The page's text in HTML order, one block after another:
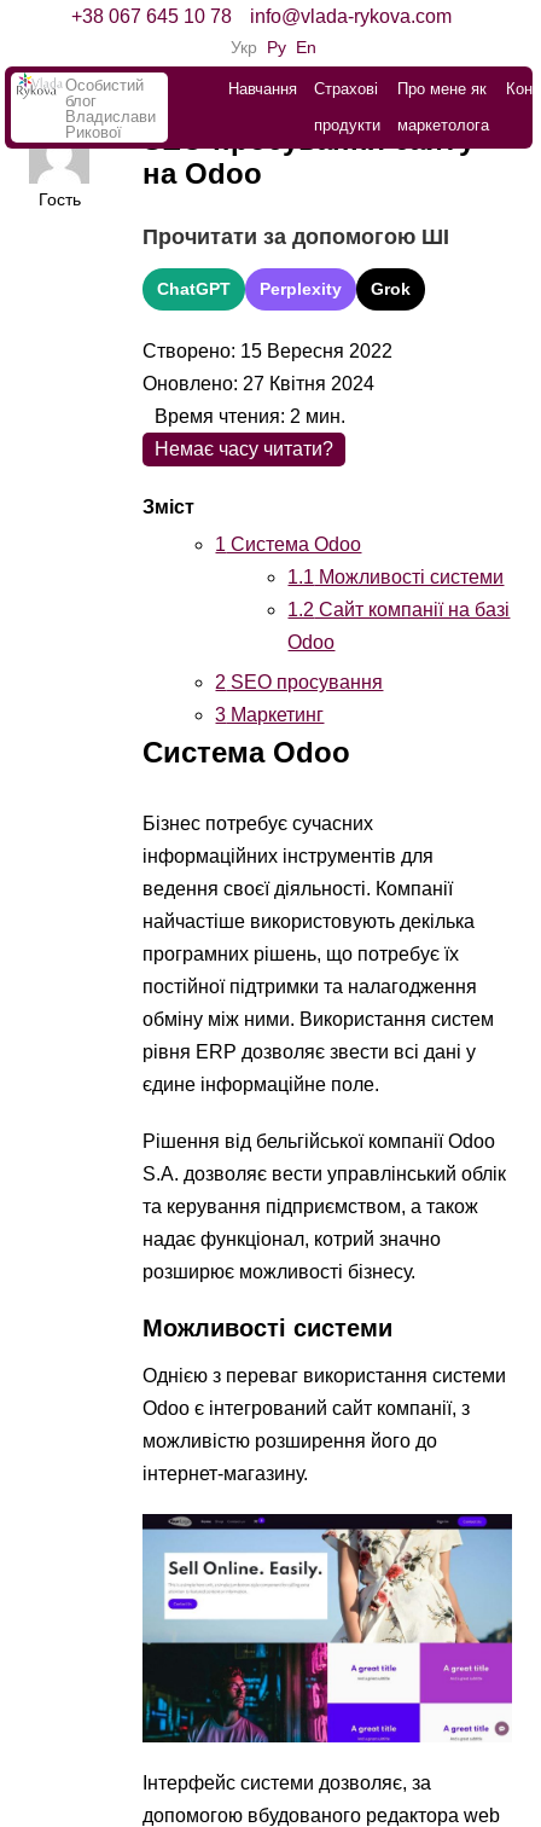
+38 067 645 10 78 info@vlada-rykova.com
Укр Ру En
Особистий
блог
Владислави
Рикової
Навчання
Страхові
продукти
Про мене як
маркетолога
Гость
SEO просування сайту
на Odoo
Прочитати за допомогою ШІ
ChatGPT Perplexity Grok
Створено: 15 Вересня 2022
Оновлено: 27 Квітня 2024
Немає часу читати?
1 Система Odoo
1.1 Можливості системи
1.2 Сайт компанії на базі
Odoo
2 SEO просування
3 Маркетинг
Время чтения: 2 мин.
Система Odoo
Бізнес потребує сучасних
інформаційних інструментів для
ведення своєї діяльності. Компанії
найчастіше використовують декілька
програмних рішень, що потребує їх
постійної підтримки та налагодження
обміну між ними. Використання систем
рівня ERP дозволяє звести всі дані у
єдине інформаційне поле.
Рішення від бельгійської компанії Odoo
S.A. дозволяє вести управлінський облік
та керування підприємством, а також
надає функціонал, котрий значно
розширює можливості бізнесу.
Можливості системи
Однією з переваг використання системи
Odoo є інтегрований сайт компанії, з
можливістю розширення його до
інтернет-магазину.
Інтерфейс системи дозволяє, за
допомогою вбудованого редактора web